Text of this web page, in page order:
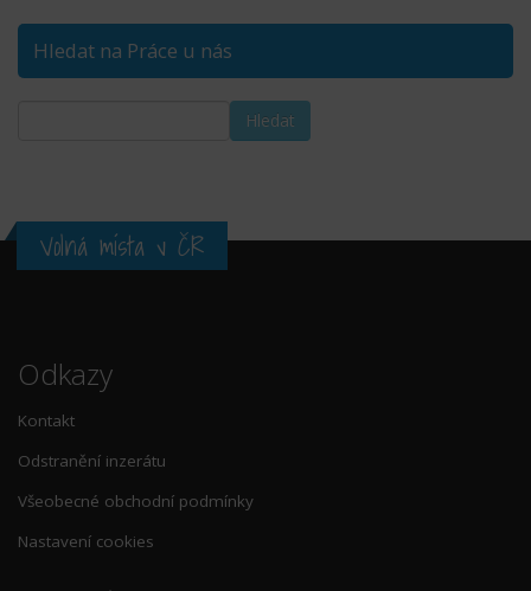
Hledat na Práce u nás
Volná místa v ČR
Odkazy
Kontakt
Odstranění inzerátu
Všeobecné obchodní podmínky
Nastavení cookies